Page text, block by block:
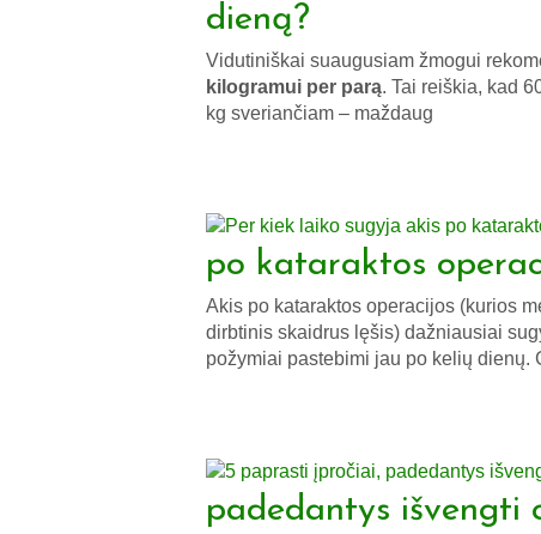
dieną?
Vidutiniškai suaugusiam žmogui
kilogramui per parą. Tai reiškia, kad
kg sveriančiam – maždaug
po kataraktos
Akis po kataraktos operacijos (kurios
dirbtinis skaidrus lęšis) dažniausiai
požymiai pastebimi jau po kelių dienų.
padedantys išvengti